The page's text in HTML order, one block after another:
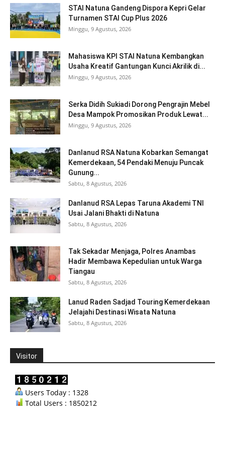
STAI Natuna Gandeng Dispora Kepri Gelar
Turnamen STAI Cup Plus 2026
Minggu, 9 Agustus, 2026
Mahasiswa KPI STAI Natuna Kembangkan
Usaha Kreatif Gantungan Kunci Akrilik di...
Minggu, 9 Agustus, 2026
Serka Didih Sukiadi Dorong Pengrajin Mebel
Desa Mampok Promosikan Produk Lewat...
Minggu, 9 Agustus, 2026
Danlanud RSA Natuna Kobarkan Semangat
Kemerdekaan, 54 Pendaki Menuju Puncak
Gunung...
Sabtu, 8 Agustus, 2026
Danlanud RSA Lepas Taruna Akademi TNI
Usai Jalani Bhakti di Natuna
Sabtu, 8 Agustus, 2026
Tak Sekadar Menjaga, Polres Anambas
Hadir Membawa Kepedulian untuk Warga
Tiangau
Sabtu, 8 Agustus, 2026
Lanud Raden Sadjad Touring Kemerdekaan
Jelajahi Destinasi Wisata Natuna
Sabtu, 8 Agustus, 2026
Visitor
Users Today : 1328
Total Users : 1850212